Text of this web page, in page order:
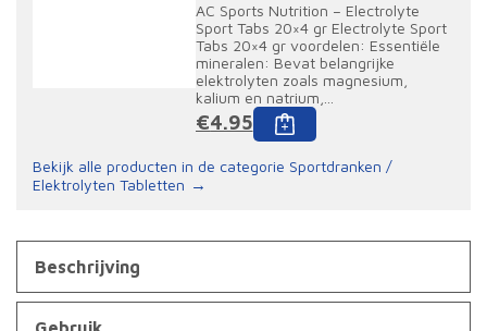
€4.95
Dit
heeft
AC Sports Nutrition – Electrolyte
Sport Tabs 20×4 gr Electrolyte Sport
Tabs 20×4 gr voordelen: Essentiële
mineralen: Bevat belangrijke
elektrolyten zoals magnesium,
kalium en natrium,...
Bekijk alle producten in de categorie Sportdranken /
Elektrolyten Tabletten
Beschrijving